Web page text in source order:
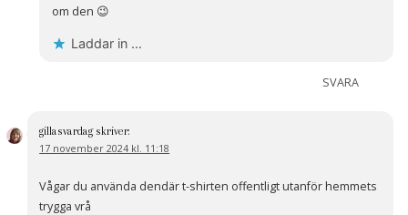
om den 😉
Laddar in …
SVARA
gillasvardag skriver:
17 november 2024 kl. 11:18
Vågar du använda dendär t-shirten offentligt utanför hemmets
trygga vrå